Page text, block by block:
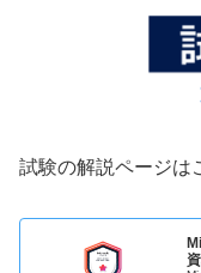
試験の解説ページは